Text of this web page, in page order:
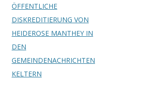
Navigation
ÖFFENTLICHE
DISKREDITIERUNG VON
HEIDEROSE MANTHEY IN
DEN
GEMEINDENACHRICHTEN
KELTERN